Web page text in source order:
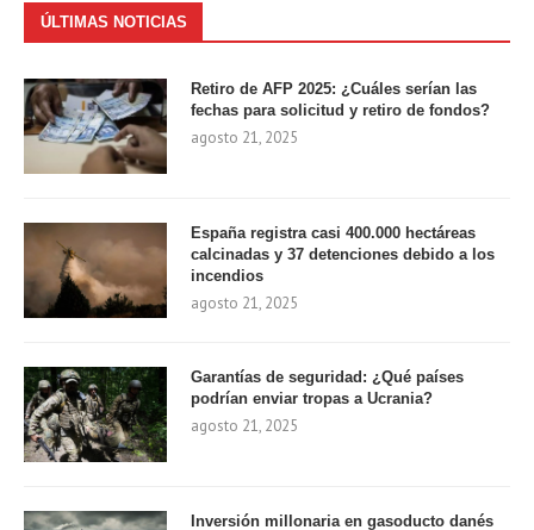
ÚLTIMAS NOTICIAS
Retiro de AFP 2025: ¿Cuáles serían las
fechas para solicitud y retiro de fondos?
agosto 21, 2025
España registra casi 400.000 hectáreas
calcinadas y 37 detenciones debido a los
incendios
agosto 21, 2025
Garantías de seguridad: ¿Qué países
podrían enviar tropas a Ucrania?
agosto 21, 2025
Inversión millonaria en gasoducto danés